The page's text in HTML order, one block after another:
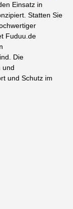
Einsatz in
Statten Sie
Fuduu.de
Die
und
und Schutz im